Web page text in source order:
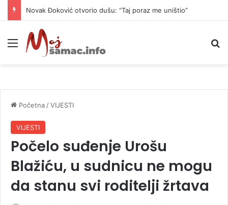
Novak Đoković otvorio dušu: “Taj poraz me uništio”
Meni
Početna /VIJESTI
VIJESTI
Počelo suđenje Urošu
Blažiću, u sudnicu ne mogu
da stanu svi roditelji žrtava